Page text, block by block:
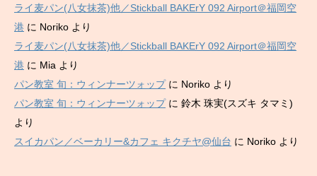
ライ麦パン(八女抹茶)他／Stickball BAKErY 092 Airport＠福岡空
港 に Noriko より
ライ麦パン(八女抹茶)他／Stickball BAKErY 092 Airport＠福岡空
港 に Mia より
パン教室 旬：ウィンナーツォップに Noriko より
パン教室 旬：ウィンナーツォップに 鈴木 珠実(スズキ タマミ)
より
スイカパン／ベーカリー&カフェ キクチヤ@仙台 に Noriko より